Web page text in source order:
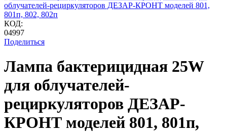
КОД:
04997
Поделиться
Лампа бактерицидная 25W
для облучателей-
рециркуляторов ДЕЗАР-
КРОНТ моделей 801, 801п,